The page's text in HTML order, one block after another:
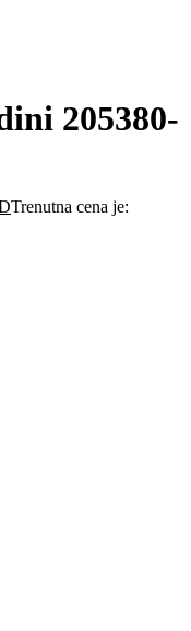
205380-
Trenutna cena je: